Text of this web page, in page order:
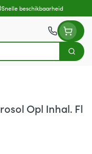
Snelle beschikbaarheid
Zoek
Opl Inhal. Fl